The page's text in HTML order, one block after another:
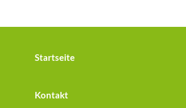
Startseite
Kontakt